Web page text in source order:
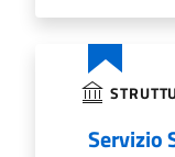
Servizio